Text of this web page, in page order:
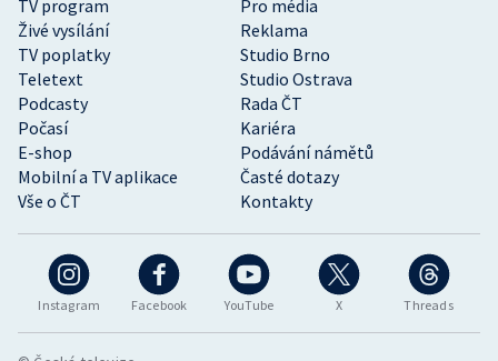
Instagram Facebook YouTube X Threads
TV program
Pro média
Živé vysílání
Reklama
TV poplatky
Studio Brno
Teletext
Studio Ostrava
Podcasty
Rada ČT
Počasí
Kariéra
E-shop
Podávání námětů
Mobilní a TV aplikace
Časté dotazy
Vše o ČT
Kontakty